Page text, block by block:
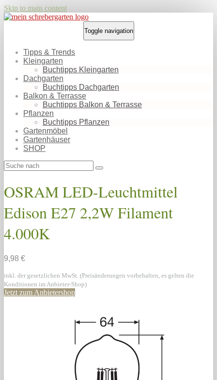
Skip to main content
Toggle navigation
Tipps & Trends
Kleingarten
Buchtipps Kleingarten
Dachgarten
Buchtipps Dachgarten
Balkon & Terrasse
Buchtipps Balkon & Terrasse
Pflanzen
Buchtipps Pflanzen
Gartenmöbel
Gartenhäuser
SHOP
OSRAM LED-Leuchtmittel
Edison E27 2,2W Filament
4.000K
9,98 €
inkl. der gesetzlichen MwSt. (Preisänderungen vorbehalten, es gelten die
Konditionen im Anbieter-Shop)
Jetzt zum Anbietershop